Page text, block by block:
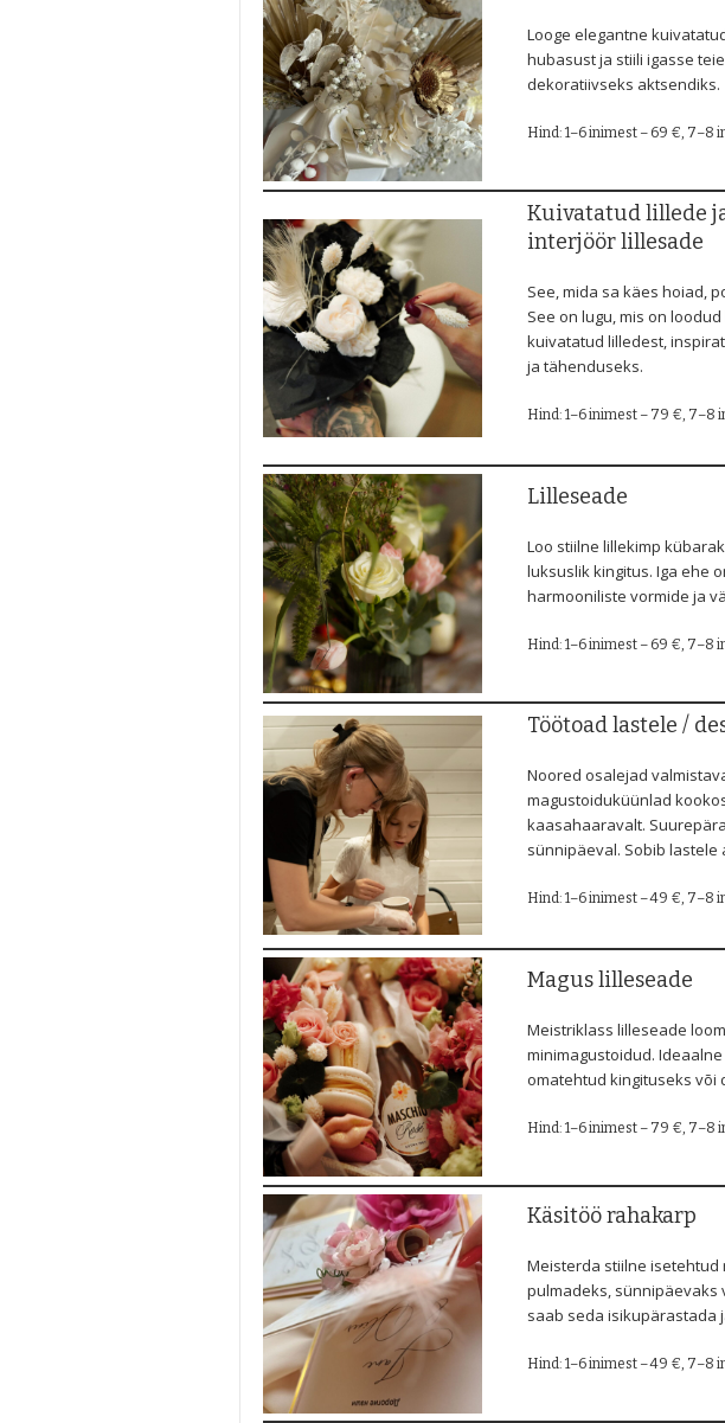
Looge elegantne
hubasust ja stiili igasse
dekoratiivseks aktsendiks.
Hind: 1–6 inimest – 69 €, 7–8
Kuivatatud lillede
interjöör lillesade
See, mida sa käes hoiad,
See on lugu, mis on
kuivatatud lilledest,
ja tähenduseks.
Hind: 1–6 inimest – 79 €, 7–8
Lilleseade
Loo stiilne lillekimp
luksuslik kingitus. Iga ehe
harmooniliste vormide ja
Hind: 1–6 inimest – 69 €, 7–8
Töötoad lastele /
Noored osalejad
magustoiduküünlad
kaasahaaravalt.
sünnipäeval. Sobib lastele
Hind: 1–6 inimest – 49 €, 7–8
Magus lilleseade
Meistriklass lilleseade
minimagustoidud.
omatehtud kingituseks või
Hind: 1–6 inimest – 79 €, 7–8
Käsitöö rahakarp
Meisterda stiilne
pulmadeks, sünnipäevaks
saab seda isikupärastada
Hind: 1–6 inimest – 49 €, 7–8